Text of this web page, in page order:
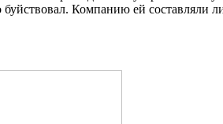
буйствовал. Компанию ей составляли